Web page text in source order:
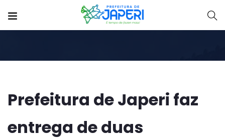
Prefeitura de Japeri faz
entrega de duas